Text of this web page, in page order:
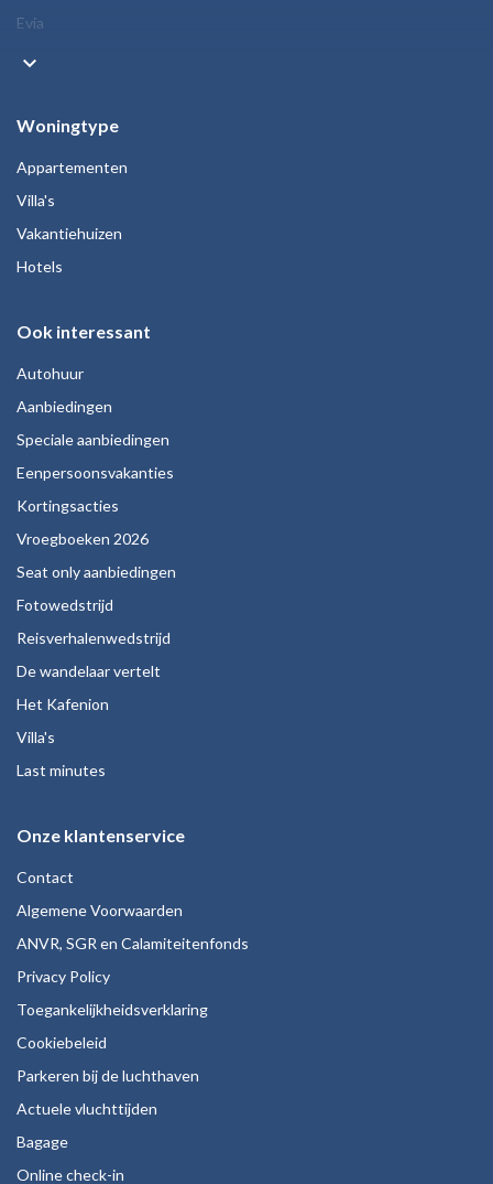
Evia
keyboard_arrow_down
Woningtype
Appartementen
Villa's
Vakantiehuizen
Hotels
Ook interessant
Autohuur
Aanbiedingen
Speciale aanbiedingen
Eenpersoonsvakanties
Kortingsacties
Vroegboeken 2026
Seat only aanbiedingen
Fotowedstrijd
Reisverhalenwedstrijd
De wandelaar vertelt
Het Kafenion
Villa's
Last minutes
Onze klantenservice
Contact
Algemene Voorwaarden
ANVR, SGR en Calamiteitenfonds
Privacy Policy
Toegankelijkheidsverklaring
Cookiebeleid
Parkeren bij de luchthaven
Actuele vluchttijden
Bagage
Online check-in